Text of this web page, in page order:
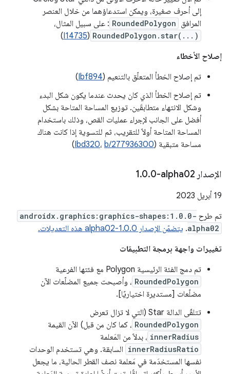
إلى أحرف صغيرة، ويمكن استدعاؤهما من خلال العنصر
المرافق RoundedPolygon : على سبيل المثال،
RoundedPolygon.star(...)
(
I14735
)
إصلاح الأخطاء
تم إصلاح الخطأ المتعلّق بالتنعيم (Ibf894
)
تم إصلاح الخطأ الذي كان يحدث عندما يكون شكل البدء
وشكل الانتهاء متطابقَين. توزيع المساحة المتاحة بشكل
أفضل على الجانب لإجراء عمليات القص، وذلك باستخدام
المساحة المتاحة أولاً للتقريب، ثم للتسوية إذا كانت هناك
مساحة متبقية (
Ibd320، b/277936300
)
الإصدار ‎1 .0.0-alpha02
‫19 أبريل 2023
تم طرح androidx.graphics:graphics-shapes:1.0.0-
alpha02
. يتضمّن الإصدار 1.0.0-alpha02 هذه التعديلات.
تغييرات واجهة برمجة التطبيقات
تم دمج الفئة الرئيسية Polygon مع فئتها الفرعية
RoundedPolygon ، وأصبحت جميع المضلّعات الآن
مضلّعات [مستديرة اختياريًا].
تتلقّى الدالة Star (التي لا تزال تعرض
RoundedPolygon ، كما كان من قبل) الآن القيمة
innerRadius ، بدلاً من المَعلمة
innerRadiusRatio السابقة. وهي تستخدم الوحدات
نفسها المستخدَمة في مَعلمة نصف القطر الحالية، ما يجعل